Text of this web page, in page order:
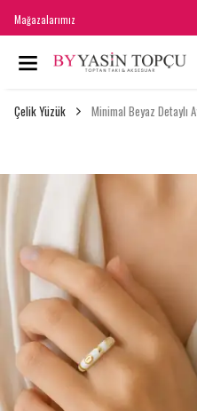
Mağazalarımız
Çelik Yüzük Minimal Beyaz Detaylı